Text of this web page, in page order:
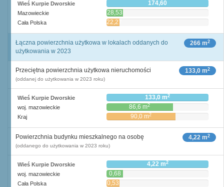
Wieś Kurpie Dworskie 174,60
Mazowieckie 28,53
Cała Polska 22,27
266 m2
Łączna powierzchnia użytkowa w lokalach oddanych do
użytkowania w 2023
133,0 m2
Przeciętna powierzchnia użytkowa nieruchomości
(oddanej do użytkowania w 2023 roku)
Wieś Kurpie Dworskie 133,0 m2
woj. mazowieckie 86,6 m2
Kraj 90,0 m2
4,22 m2
Powierzchnia budynku mieszkalnego na osobę
(oddanego do użytkowania w 2023 roku)
Wieś Kurpie Dworskie 4,22 m2
woj. mazowieckie
0,68
m2
Cała Polska
0,53